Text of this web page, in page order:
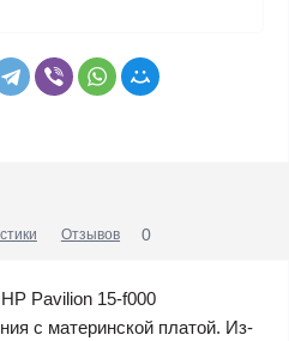
Отзывов 0
Pavilion 15-f000
с материнской платой. Из-